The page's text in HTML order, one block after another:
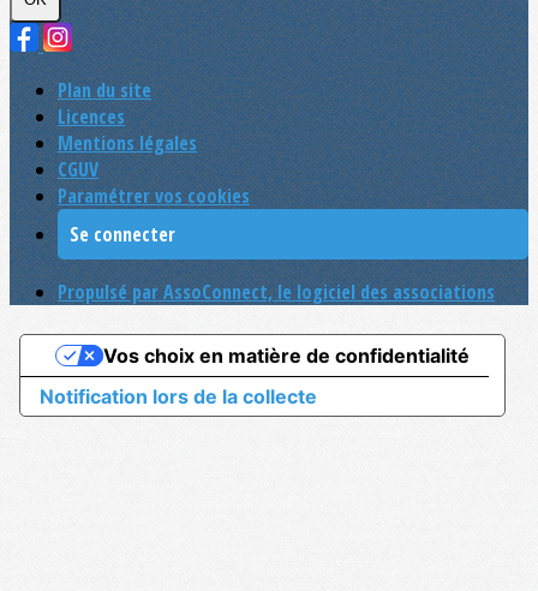
Plan du site
Licences
Mentions légales
CGUV
Paramétrer vos cookies
Se connecter
Propulsé par AssoConnect, le logiciel des associations
Notification lors de la collecte
Vos choix en matière de confidentialité